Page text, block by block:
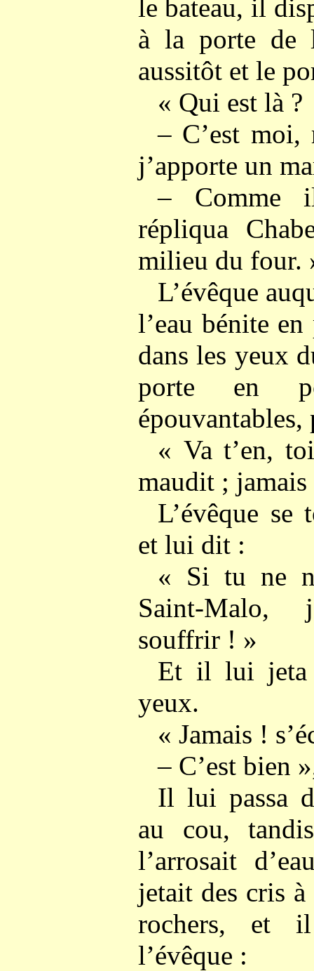
le bateau, il
à la porte de
aussitôt et le
« Qui est là ?
– C’est
j’apporte un
– Comme
répliqua
milieu du four.
L’évêque
l’eau bénite
dans les yeux
porte en
« Va t’en,
maudit ;
L’évêque se
et lui dit :
« Si tu ne
Saint-
souffrir ! »
Et il lui jeta
yeux.
« Jamais !
– C’est bien
Il lui passa
au cou,
l’arrosait
jetait des cris
rochers, et
l’évêque :